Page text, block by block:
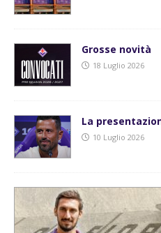
Grosse novità
18 Luglio 2026
La
10 Luglio 2026